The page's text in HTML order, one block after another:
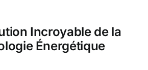
Incroyable de la
Énergétique